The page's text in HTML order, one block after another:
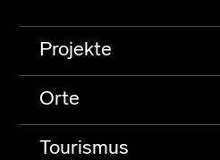
Projekte
Orte
Tourismus